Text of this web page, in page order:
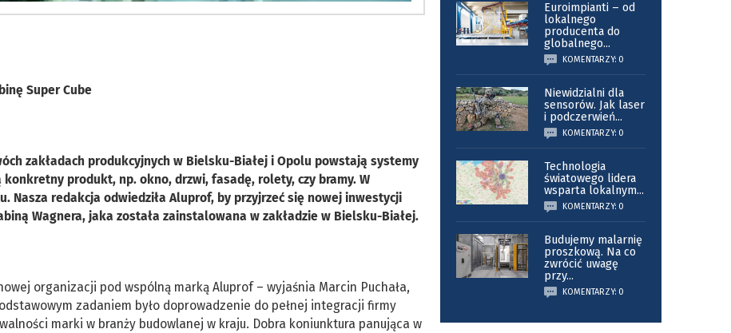
Super Cube
zakładach produkcyjnych w Bielsku-Białej i Opolu powstają systemy
produkt, np. okno, drzwi, fasadę, rolety, czy bramy. W
Nasza redakcja odwiedziła Aluprof, by przyjrzeć się nowej inwestycji
Wagnera, jaka została zainstalowana w zakładzie w Bielsku-Białej.
organizacji pod wspólną marką Aluprof – wyjaśnia Marcin Puchała,
zadaniem było doprowadzenie do pełnej integracji firmy
marki w branży budowlanej w kraju. Dobra koniunktura panująca w
Euroimpianti – od
lokalnego
producenta do
globalnego...
KOMENTARZY: 0
Niewidzialni dla
sensorów. Jak laser
i podczerwień...
KOMENTARZY: 0
Technologia
światowego lidera
wsparta lokalnym...
KOMENTARZY: 0
Budujemy malarnię
proszkową. Na co
zwrócić uwagę
przy...
KOMENTARZY: 0